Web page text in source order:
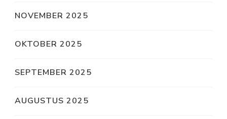
NOVEMBER 2025
OKTOBER 2025
SEPTEMBER 2025
AUGUSTUS 2025